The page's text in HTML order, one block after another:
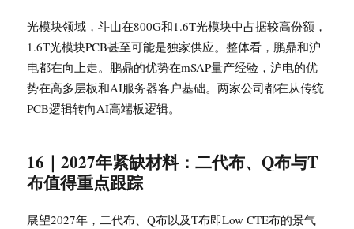
光模块领域，斗山在800G和1.6T光模块中占据较高份额，
1.6T光模块PCB甚至可能是独家供应。整体看，鹏鼎和沪
电都在向上走。鹏鼎的优势在mSAP量产经验，沪电的优
势在高多层板和AI服务器客户基础。两家公司都在从传统
PCB逻辑转向AI高端板逻辑。
16｜2027年紧缺材料：二代布、Q布与T
布值得重点跟踪
展望2027年，二代布、Q布以及T布即Low CTE布的景气